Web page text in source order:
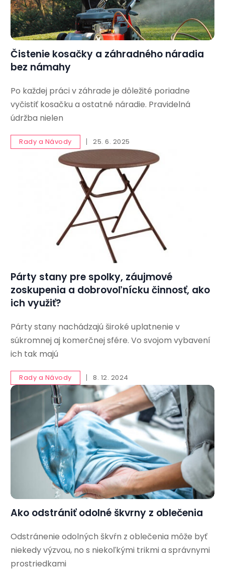
Čistenie kosačky a záhradného náradia
bez námahy
Po každej práci v záhrade je dôležité poriadne
vyčistiť kosačku a ostatné náradie. Pravidelná
údržba nielen
Rady a Návody 25. 6. 2025
Párty stany pre spolky, záujmové
zoskupenia a dobrovoľnícku činnosť, ako
ich využiť?
Párty stany nachádzajú široké uplatnenie v
súkromnej aj komerčnej sfére. Vo svojom vybavení
ich tak majú
Rady a Návody 8. 12. 2024
Ako odstrániť odolné škvrny z oblečenia
Odstránenie odolných škvŕn z oblečenia môže byť
niekedy výzvou, no s niekoľkými trikmi a správnymi
prostriedkami